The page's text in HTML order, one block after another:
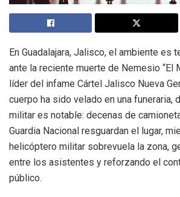
En Guadalajara, Jalisco, el ambiente es
ante la reciente muerte de Nemesio “El
líder del infame Cártel Jalisco Nueva
cuerpo ha sido velado en una funeraria,
militar es notable: decenas de
Guardia Nacional resguardan el lugar,
helicóptero militar sobrevuela la zona,
entre los asistentes y reforzando el
público.